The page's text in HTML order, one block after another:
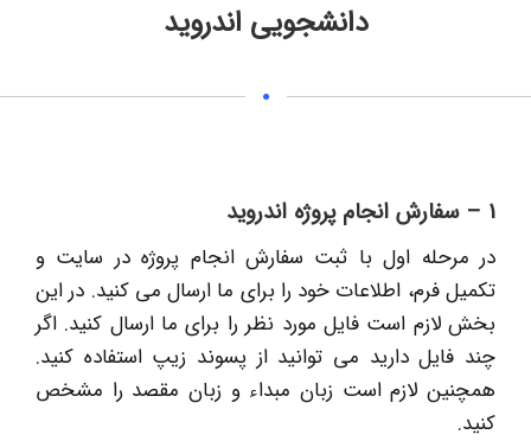
دانشجویی اندروید
1 – سفارش انجام پروژه اندروید
در مرحله اول با ثبت سفارش انجام پروژه در سایت و
تکمیل فرم، اطلاعات خود را برای ما ارسال می کنید. در این
بخش لازم است فایل مورد نظر را برای ما ارسال کنید. اگر
چند فایل دارید می توانید از پسوند زیپ استفاده کنید.
همچنین لازم است زبان مبداء و زبان مقصد را مشخص
کنید.